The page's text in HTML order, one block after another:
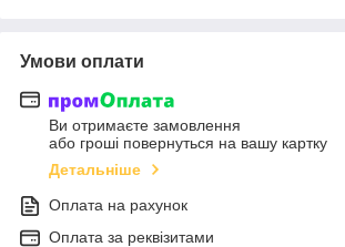
Умови оплати
Ви отримаєте замовлення
або гроші повернуться на вашу картку
Детальніше
Оплата на рахунок
Оплата за реквізитами